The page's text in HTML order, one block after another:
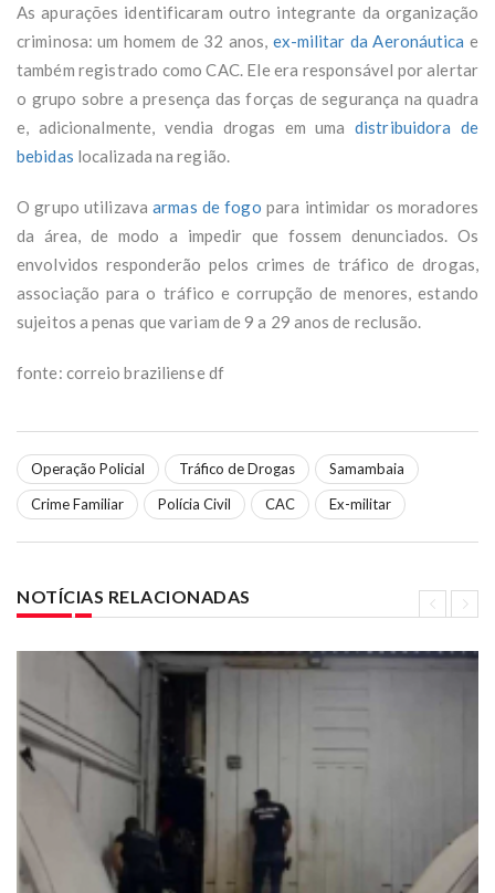
As apurações identificaram outro integrante da organização
criminosa: um homem de 32 anos, ex-militar da Aeronáutica e
também registrado como CAC. Ele era responsável por alertar
o grupo sobre a presença das forças de segurança na quadra
e, adicionalmente, vendia drogas em umadistribuidora de
bebidas localizada na região.
O grupo utilizavaarmas de fogo para intimidar os moradores
da área, de modo a impedir que fossem denunciados. Os
envolvidos responderão pelos crimes de tráfico de drogas,
associação para o tráfico e corrupção de menores, estando
sujeitos a penas que variam de 9 a 29 anos de reclusão.
fonte: correio braziliense df
Operação Policial Tráfico de Drogas
Samambaia
Crime Familiar
Polícia Civil CAC Ex-militar
NOTÍCIAS RELACIONADAS